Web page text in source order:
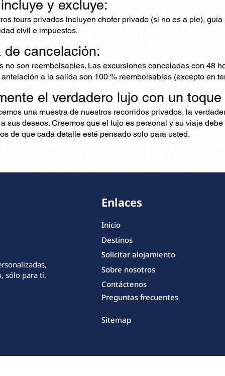
y excluye:
tours privados incluyen chofer privado (si no es a pie),
civil e impuestos.
de cancelación:
no son reembolsables. Las excursiones canceladas con 48
a la salida son 100 % reembolsables (excepto en
el verdadero lujo con un
una muestra de nuestros recorridos privados, la
sus deseos. Creemos que el lujo es personal y su viaje
de que cada detalle esté pensado solo para usted.
sólo para ti.
Enlaces
Inicio
Destinos
Solicitar alojamiento
Sobre nosotros
Contáctenos
Preguntas frecuentes
Sitemap